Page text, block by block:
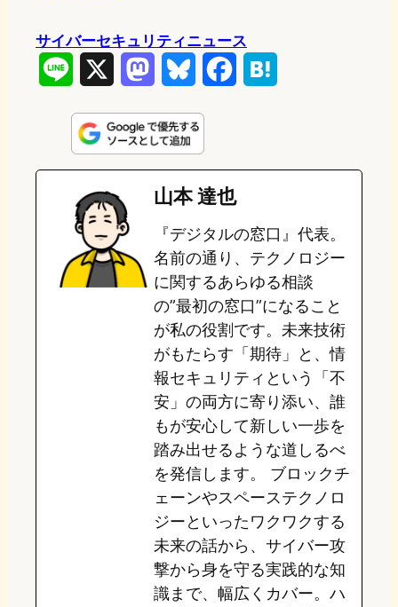
サイバーセキュリティニュース
n
e
s
t
o
o
n
u
e
s
k
e
b
o
o
k
e
a
山本 達也
『デジタルの窓口』代表。
名前の通り、テクノロジー
に関するあらゆる相談
の”最初の窓口”になること
が私の役割です。未来技術
がもたらす「期待」と、情
報セキュリティという「不
安」の両方に寄り添い、誰
もが安心して新しい一歩を
踏み出せるような道しるべ
を発信します。 ブロックチ
ェーンやスペーステクノロ
ジーといったワクワクする
未来の話から、サイバー攻
撃から身を守る実践的な知
識まで、幅広くカバー。ハ